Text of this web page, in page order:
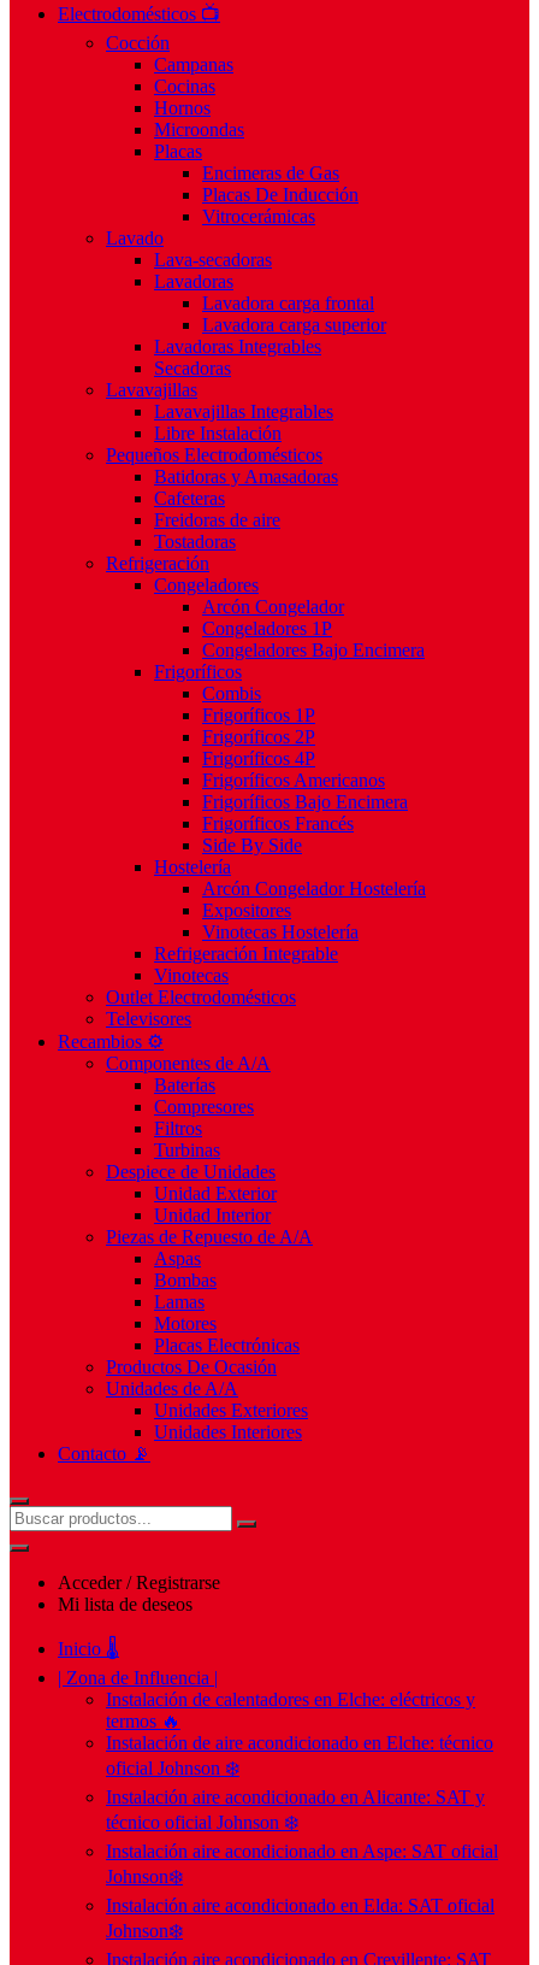
Electrodomésticos 📺
Cocción
Campanas
Cocinas
Hornos
Microondas
Placas
Encimeras de Gas
Placas De Inducción
Vitrocerámicas
Lavado
Lava-secadoras
Lavadoras
Lavadora carga frontal
Lavadora carga superior
Lavadoras Integrables
Secadoras
Lavavajillas
Lavavajillas Integrables
Libre Instalación
Pequeños Electrodomésticos
Batidoras y Amasadoras
Cafeteras
Freidoras de aire
Tostadoras
Refrigeración
Congeladores
Arcón Congelador
Congeladores 1P
Congeladores Bajo Encimera
Frigoríficos
Combis
Frigoríficos 1P
Frigoríficos 2P
Frigoríficos 4P
Frigoríficos Americanos
Frigoríficos Bajo Encimera
Frigoríficos Francés
Side By Side
Hostelería
Arcón Congelador Hostelería
Expositores
Vinotecas Hostelería
Refrigeración Integrable
Vinotecas
Outlet Electrodomésticos
Televisores
Recambios ⚙️
Componentes de A/A
Baterías
Compresores
Filtros
Turbinas
Despiece de Unidades
Unidad Exterior
Unidad Interior
Piezas de Repuesto de A/A
Aspas
Bombas
Lamas
Motores
Placas Electrónicas
Productos De Ocasión
Unidades de A/A
Unidades Exteriores
Unidades Interiores
Contacto 📡
Acceder / Registrarse
Mi lista de deseos
Inicio 🌡️
| Zona de Influencia |
Instalación de calentadores en Elche: eléctricos y
termos 🔥
Instalación de aire acondicionado en Elche: técnico
oficial Johnson ❄️
Instalación aire acondicionado en Alicante: SAT y
técnico oficial Johnson ❄️
Instalación aire acondicionado en Aspe: SAT oficial
Johnson❄️
Instalación aire acondicionado en Elda: SAT oficial
Johnson❄️
Instalación aire acondicionado en Crevillente: SAT